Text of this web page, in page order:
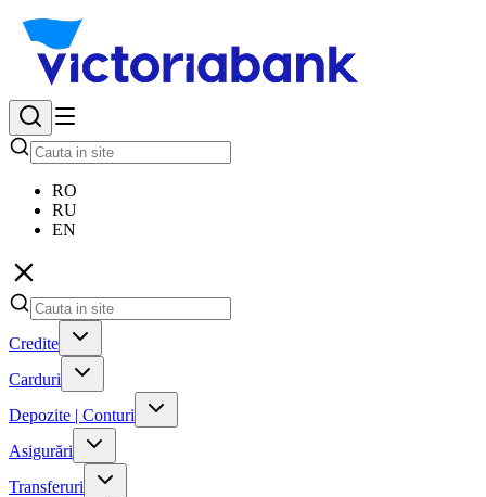
RO
RU
EN
Credite
Carduri
Depozite | Conturi
Asigurări
Transferuri